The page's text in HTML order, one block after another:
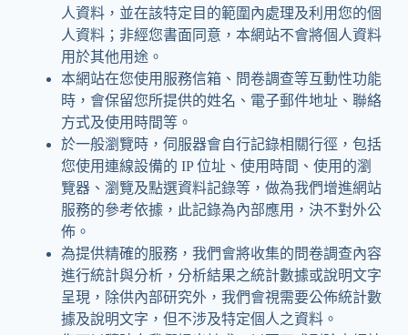
人資料，並在該特定目的範圍內處理及利用您的個
人資料；非經您書面同意，本網站不會將個人資料
用於其他用途。
本網站在您使用服務信箱、問卷調查等互動性功能
時，會保留您所提供的姓名、電子郵件地址、聯絡
方式及使用時間等。
於一般瀏覽時，伺服器會自行記錄相關行徑，包括
您使用連線設備的 IP 位址、使用時間、使用的瀏
覽器、瀏覽及點選資料記錄等，做為我們增進網站
服務的參考依據，此記錄為內部應用，決不對外公
佈。
為提供精確的服務，我們會將收集的問卷調查內容
進行統計與分析，分析結果之統計數據或說明文字
呈現，除供內部研究外，我們會視需要公佈統計數
據及說明文字，但不涉及特定個人之資料。